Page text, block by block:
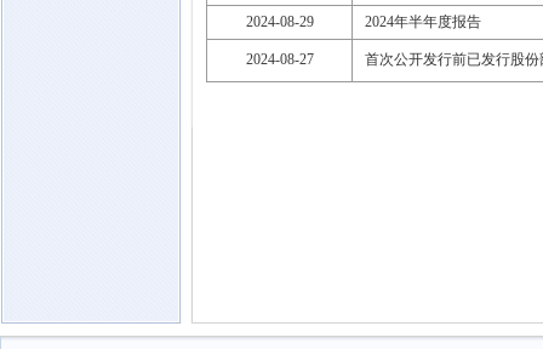
2024-08-29
2024年半年度报告
2024-08-27 首次公开发行前已发行股